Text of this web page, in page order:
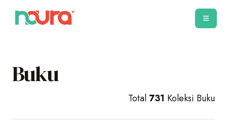
Buku
Total 731 Koleksi Buku